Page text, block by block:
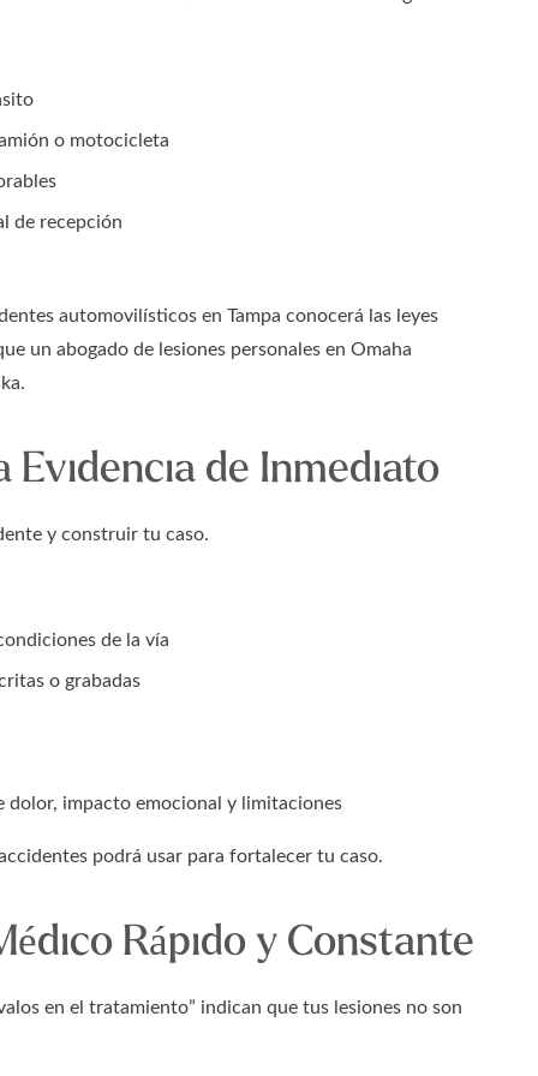
o motocicleta
de recepción
automovilísticos en Tampa conocerá las leyes
un abogado de lesiones personales en Omaha
Evidencia de Inmediato
y construir tu caso.
de la vía
o grabadas
dolor, impacto emocional y limitaciones
podrá usar para fortalecer tu caso.
Rápido y Constante
en el tratamiento” indican que tus lesiones no son